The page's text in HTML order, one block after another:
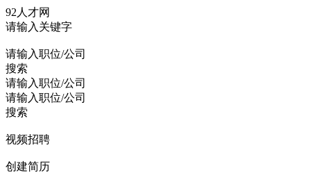
92人才网
请输入关键字
请输入职位/公司
搜索
请输入职位/公司
请输入职位/公司
搜索
视频招聘
创建简历